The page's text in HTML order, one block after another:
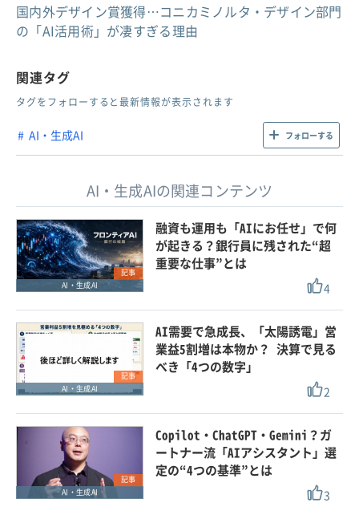
国内外デザイン賞獲得…コニカミノルタ・デザイン部門
の「AI活用術」が凄すぎる理由
関連タグ
タグをフォローすると最新情報が表示されます
AI・生成AI フォローする
AI・生成AIの関連コンテンツ
記事
AI・生成AI
融資も運用も「AIにお任せ」で何
が起きる？銀行員に残された“超
重要な仕事”とは
4
記事
AI・生成AI
AI需要で急成長、「太陽誘電」営
業益5割増は本物か？ 決算で見る
べき「4つの数字」
2
記事
AI・生成AI
Copilot・ChatGPT・Gemini？ガ
ートナー流「AIアシスタント」選
定の“4つの基準”とは
3